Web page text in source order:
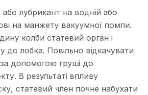
або лубрикант на водній або
на манжету вакуумної помпи.
колби статевий орган і
до лобка. Повільно відкачувати
за допомогою груші до
В результаті впливу
статевий член почне набухати